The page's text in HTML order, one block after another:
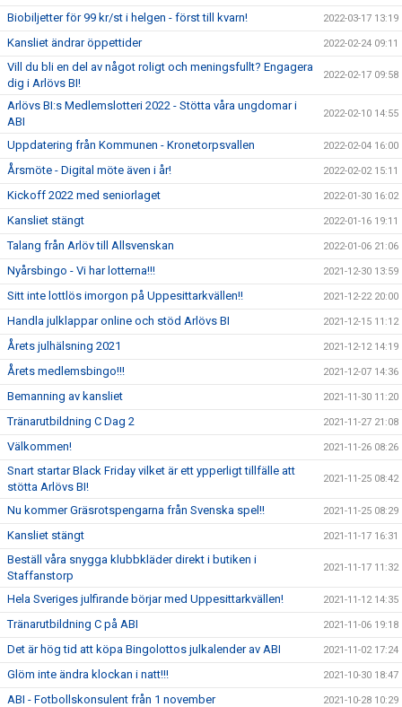
Biobiljetter för 99 kr/st i helgen - först till kvarn! 2022-03-17 13:19
Kansliet ändrar öppettider 2022-02-24 09:11
Vill du bli en del av något roligt och meningsfullt? Engagera
dig i Arlövs BI!
2022-02-17 09:58
Arlövs BI:s Medlemslotteri 2022 - Stötta våra ungdomar i
ABI
2022-02-10 14:55
Uppdatering från Kommunen - Kronetorpsvallen 2022-02-04 16:00
Årsmöte - Digital möte även i år! 2022-02-02 15:11
Kickoff 2022 med seniorlaget 2022-01-30 16:02
Kansliet stängt 2022-01-16 19:11
Talang från Arlöv till Allsvenskan 2022-01-06 21:06
Nyårsbingo - Vi har lotterna!!! 2021-12-30 13:59
Sitt inte lottlös imorgon på Uppesittarkvällen!! 2021-12-22 20:00
Handla julklappar online och stöd Arlövs BI 2021-12-15 11:12
Årets julhälsning 2021 2021-12-12 14:19
Årets medlemsbingo!!! 2021-12-07 14:36
Bemanning av kansliet 2021-11-30 11:20
Tränarutbildning C Dag 2 2021-11-27 21:08
Välkommen! 2021-11-26 08:26
Snart startar Black Friday vilket är ett ypperligt tillfälle att
stötta Arlövs BI!
2021-11-25 08:42
Nu kommer Gräsrotspengarna från Svenska spel!! 2021-11-25 08:29
Kansliet stängt 2021-11-17 16:31
Beställ våra snygga klubbkläder direkt i butiken i
Staffanstorp
2021-11-17 11:32
Hela Sveriges julfirande börjar med Uppesittarkvällen! 2021-11-12 14:35
Tränarutbildning C på ABI 2021-11-06 19:18
Det är hög tid att köpa Bingolottos julkalender av ABI 2021-11-02 17:24
Glöm inte ändra klockan i natt!!! 2021-10-30 18:47
ABI - Fotbollskonsulent från 1 november 2021-10-28 10:29